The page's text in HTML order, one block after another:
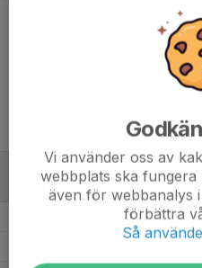
18 år
ALLA SERIER ALLA ÅR
Vi använder oss av
webbplats ska
även för webbanalys
förbättra
Så